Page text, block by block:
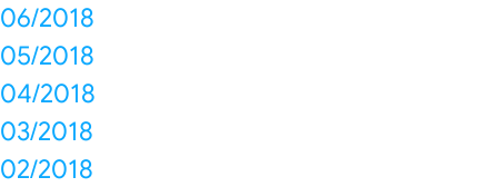
06/2018
05/2018
04/2018
03/2018
02/2018